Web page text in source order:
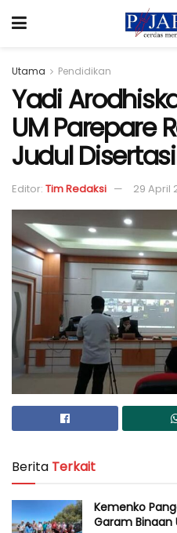
Utama Pendidikan
Yadi
UM Parepare
Judul
Editor: Tim Redaksi 29 April
Berita Terkait
Kemenko
Garam Binaan